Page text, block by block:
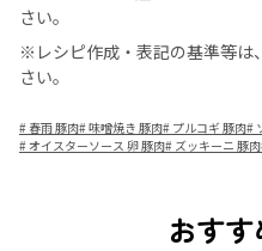
さい。
※レシピ作成・表記の基準等は、
さい。
# 春雨 豚肉#味噌焼き 豚肉# プルコギ 豚肉#
#オイスターソース 卵 豚肉# ズッキーニ 豚肉
おす